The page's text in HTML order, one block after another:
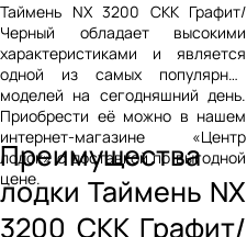
Таймень NX 3200 СКК Графит/
Черный обладает высокими
характеристиками и является
одной из самых популярных
моделей на сегодняшний день.
Приобрести её можно в нашем
интернет-магазине «Центр
лодок» с доставкой по выгодной
цене.
Преимущества
лодки Таймень NX
3200 СКК Графит/